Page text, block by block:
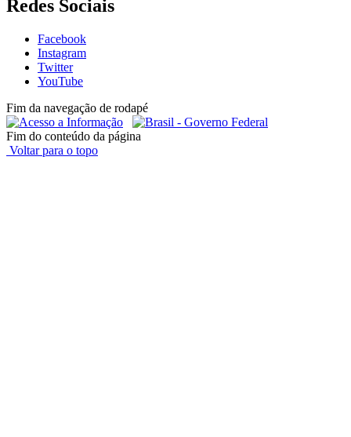
Redes Sociais
Facebook
Instagram
Twitter
YouTube
Fim da navegação de rodapé
Fim do conteúdo da página
Voltar para o topo